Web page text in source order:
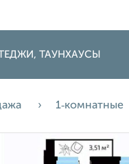
ТАУНХАУСЫ
1‑комнатные